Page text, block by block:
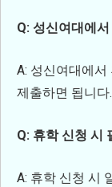
Q: 성신여대에
A: 성신여대에서
제출하면 됩니
Q: 휴학 신청 시
A: 휴학 신청 시